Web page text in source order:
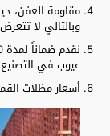
مقاومة العفن،
وبالتالي لا
عيوب في
أسعار مظلات